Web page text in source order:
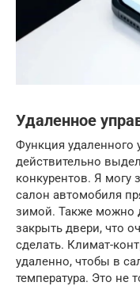
Удаленное
Функция удаленного
действительно
конкурентов. Я могу
салон автомобиля
зимой. Также можно
закрыть двери, что
сделать. Климат-
удаленно, чтобы в
температура. Это не